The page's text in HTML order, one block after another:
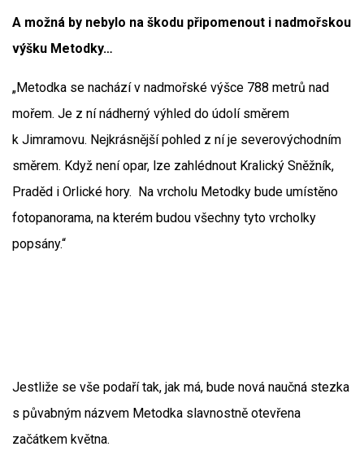
A možná by nebylo na škodu připomenout i nadmořskou
výšku Metodky…
„Metodka se nachází v nadmořské výšce 788 metrů nad
mořem. Je z ní nádherný výhled do údolí směrem
k Jimramovu. Nejkrásnější pohled z ní je severovýchodním
směrem. Když není opar, lze zahlédnout Kralický Sněžník,
Praděd i Orlické hory. Na vrcholu Metodky bude umístěno
fotopanorama, na kterém budou všechny tyto vrcholky
popsány.“
Jestliže se vše podaří tak, jak má, bude nová naučná stezka
s půvabným názvem Metodka slavnostně otevřena
začátkem května.